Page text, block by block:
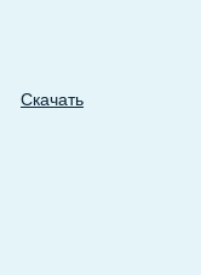
Скачать